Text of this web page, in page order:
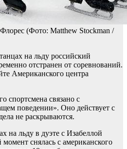
(Фото: Matthew Stockman /
на льду российский
отстранен от соревнований.
Американского центра
спортсмена связано с
поведении». Оно действует с
не раскрываются.
на льду в дуэте с Изабеллой
снялась с американского